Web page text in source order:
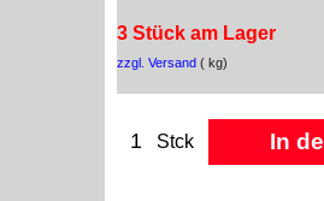
3 Stück am Lager
zzgl. Versand kg
Stck In